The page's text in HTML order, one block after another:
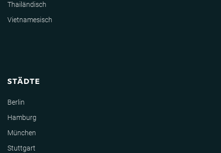
Thailändisch
Vietnamesisch
STÄDTE
Berlin
Hamburg
München
Stuttgart